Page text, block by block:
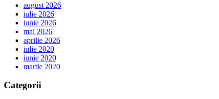
august 2026
iulie 2026
iunie 2026
mai 2026
aprilie 2026
iulie 2020
iunie 2020
martie 2020
Categorii